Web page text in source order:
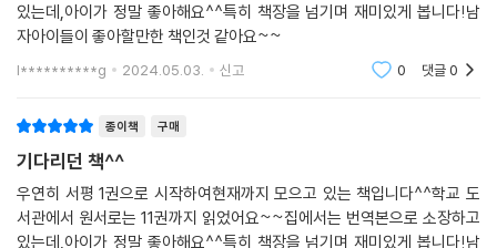
있는데,아이가 정말 좋아해요^^특히 책장을 넘기며 재미있게 봅니다!남
자아이들이 좋아할만한 책인것 같아요~~
l**********g 2024.05.03. 신고 0 댓글0
종이책 구매
기다리던 책^^
우연히 서평 1권으로 시작하여현재까지 모으고 있는 책입니다^^학교 도
서관에서 원서로는 11권까지 읽었어요~~집에서는 번역본으로 소장하고
있는데,아이가 정말 좋아해요^^특히 책장을 넘기며 재미있게 봅니다!남